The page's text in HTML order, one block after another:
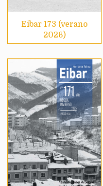
Eibar 173 (verano
2026)